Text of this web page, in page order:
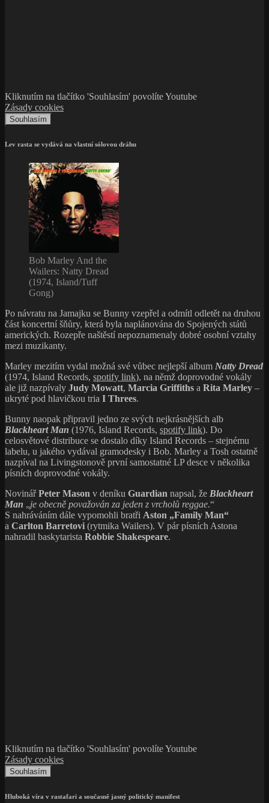
Kliknutím na tlačítko 'Souhlasím' povolíte Youtube
Zásady cookies
Souhlasím
Lev rasta se vydává na vlastní sólovou dráhu
Bob Marley And the
Wailers: Natty Dread
(1974, Island/Tuff
Gong)
Po návratu na Jamajku se Bunny vzepřel a odmítl odletět na druhou
část koncertní šňůry, která byla naplánována do Spojených států
amerických. Rozepře naštěstí nepoznamenaly dobré osobní vztahy
mezi muzikanty.
Marley mezitím vydal možná své vůbec nejlepší album Natty Dread
(1974, Island Records, spotify link), na němž doprovodné vokály
ale již nazpívaly Judy Mowatt, Marcia Griffiths a Rita Marley –
ukryté pod hlavičkou tria I Threes.
Bunny naopak připravil jedno ze svých nejkrásnějších alb
Blackheart Man (1976, Island Records, spotify link). Do
celosvětové distribuce se dostalo díky Island Records – stejnému
labelu, u jakého vydával gramodesky i Bob. Marley a Tosh ostatně
nazpíval na Livingstonově první samostatné LP desce v několika
písních doprovodné vokály.
NovinářPeter Mason v deníku Guardian napsal, že Blackheart
Man „je obecně považován za jeden z vrcholů reggae.“
S nahráváním dále vypomohli bratři Aston „Family Man“
a Carlton Barretovi (rytmika Wailers). V pár písních Astona
nahradil baskytarista Robbie Shakespeare.
Kliknutím na tlačítko 'Souhlasím' povolíte Youtube
Zásady cookies
Souhlasím
Hluboká víra v rastafari a současně jasný politický manifest